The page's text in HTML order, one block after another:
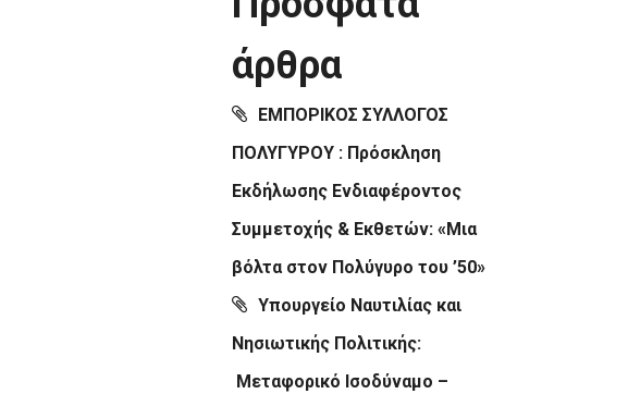
άρθρα
ΕΜΠΟΡΙΚΟΣ ΣΥΛΛΟΓΟΣ
ΠΟΛΥΓΥΡΟΥ : Πρόσκληση
Εκδήλωσης Ενδιαφέροντος
Συμμετοχής & Εκθετών: «Μια
βόλτα στον Πολύγυρο του ’50»
Υπουργείο Ναυτιλίας και
Νησιωτικής Πολιτικής:
Μεταφορικό Ισοδύναμο –